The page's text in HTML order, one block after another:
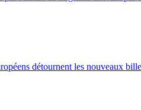
détournent les nouveaux